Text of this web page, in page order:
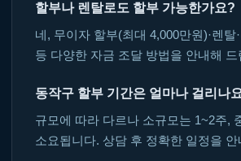
할부나 렌탈로도 할부 가능한가요?
네, 무이자 할부(최대 4,000만원)·렌탈
등 다양한 자금 조달 방법을 안내해 드
동작구 할부 기간은 얼마나 걸리나
규모에 따라 다르나 소규모는 1~2주,
소요됩니다. 상담 후 정확한 일정을